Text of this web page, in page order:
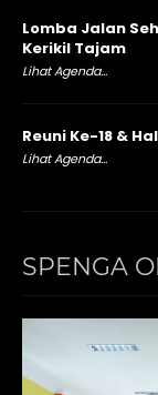
Lomba Jalan
Kerikil Tajam
Lihat Agenda...
Reuni Ke-18 &
Lihat Agenda...
SPENGA